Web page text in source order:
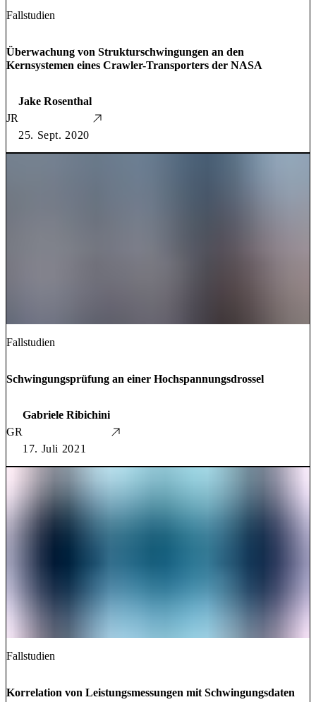
Fallstudien
Überwachung von Strukturschwingungen an den
Kernsystemen eines Crawler-Transporters der NASA
JR
Jake Rosenthal
25. Sept. 2020
Fallstudien
Schwingungsprüfung an einer Hochspannungsdrossel
GR
Gabriele Ribichini
17. Juli 2021
Fallstudien
Korrelation von Leistungsmessungen mit Schwingungsdaten